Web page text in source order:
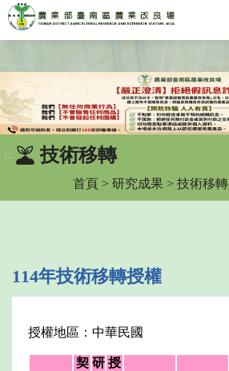
要
內
容
區
::: 技術移轉
首頁 > 研究成果 > 技術移轉
114年技術移轉授權
授權地區：中華民國
契 研 授